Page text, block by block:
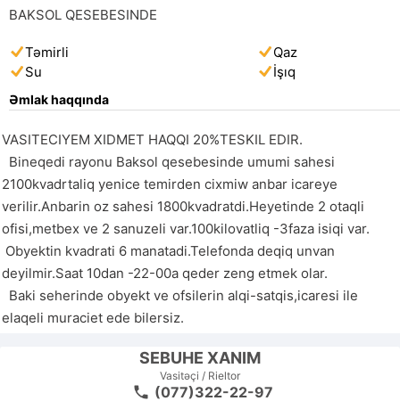
BAKSOL QESEBESINDE
Təmirli
Qaz
Su
İşıq
Əmlak haqqında
VASITECIYEM XIDMET HAQQI 20%TESKIL EDIR.
2100kvadrtaliq yenice temirden cixmiw anbar icareye
verilir.Anbarin oz sahesi 1800kvadratdi.Heyetinde 2 otaqli
ofisi,metbex ve 2 sanuzeli var.100kilovatliq -3faza isiqi var.
deyilmir.Saat 10dan -22-00a qeder zeng etmek olar.
elaqeli muraciet ede bilersiz.
SEBUHE XANIM
Vasitəçi / Rieltor
(077)322-22-97